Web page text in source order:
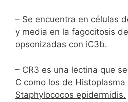
– Se encuentra en células
y media en la fagocitosis
opsonizadas con iC3b.
– CR3 es una lectina que
C como los de
Staphylococos epidermidis.